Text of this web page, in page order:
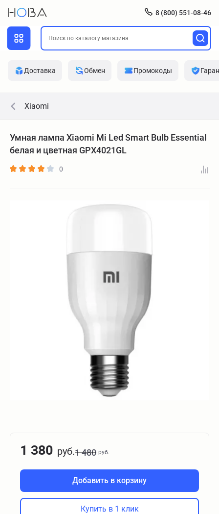
8 (800) 551-08-46
Доставка Обмен Промокоды
Xiaomi
Умная лампа Xiaomi Mi Led Smart Bulb Essential
белая и цветная GPX4021GL
0
1 380 руб.1 480 руб.
Добавить в корзину
Купить в 1 клик